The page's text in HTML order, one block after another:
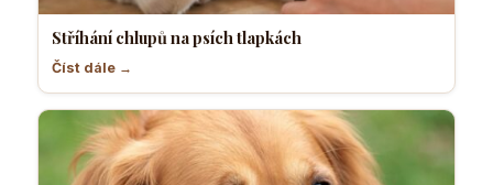
Stříhání chlupů na psích tlapkách
Číst dále →